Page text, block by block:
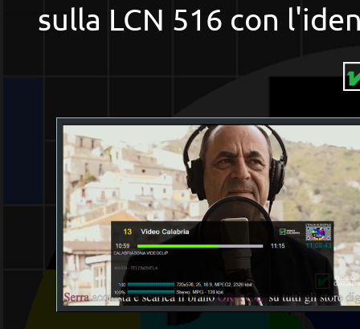
sulla LCN 516 con